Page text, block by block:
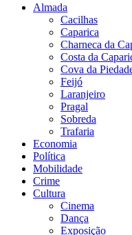
Almada
Cacilhas
Caparica
Charneca da
Costa da
Cova da
Feijó
Laranjeiro
Pragal
Sobreda
Trafaria
Economia
Política
Mobilidade
Crime
Cultura
Cinema
Dança
Exposição